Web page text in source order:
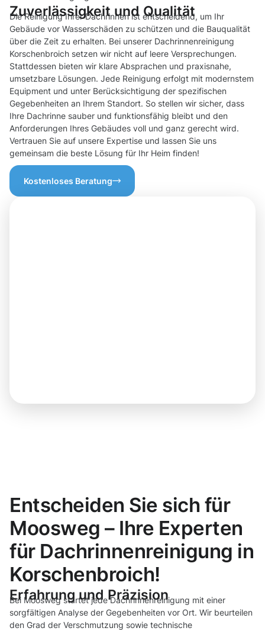
Zuverlässigkeit und Qualität
Die Reinigung Ihrer Dachrinnen ist entscheidend, um Ihr
Gebäude vor Wasserschäden zu schützen und die Bauqualität
über die Zeit zu erhalten. Bei unserer Dachrinnenreinigung
Korschenbroich setzen wir nicht auf leere Versprechungen.
Stattdessen bieten wir klare Absprachen und praxisnahe,
umsetzbare Lösungen. Jede Reinigung erfolgt mit modernstem
Equipment und unter Berücksichtigung der spezifischen
Gegebenheiten an Ihrem Standort. So stellen wir sicher, dass
Ihre Dachrinne sauber und funktionsfähig bleibt und den
Anforderungen Ihres Gebäudes voll und ganz gerecht wird.
Vertrauen Sie auf unsere Expertise und lassen Sie uns
gemeinsam die beste Lösung für Ihr Heim finden!
Kostenloses Beratung
Entscheiden Sie sich für
Moosweg – Ihre Experten
für Dachrinnenreinigung in
Korschenbroich!
Erfahrung und Präzision
Bei Moosweg startet jede Dachrinnenreinigung mit einer
sorgfältigen Analyse der Gegebenheiten vor Ort. Wir beurteilen
den Grad der Verschmutzung sowie technische